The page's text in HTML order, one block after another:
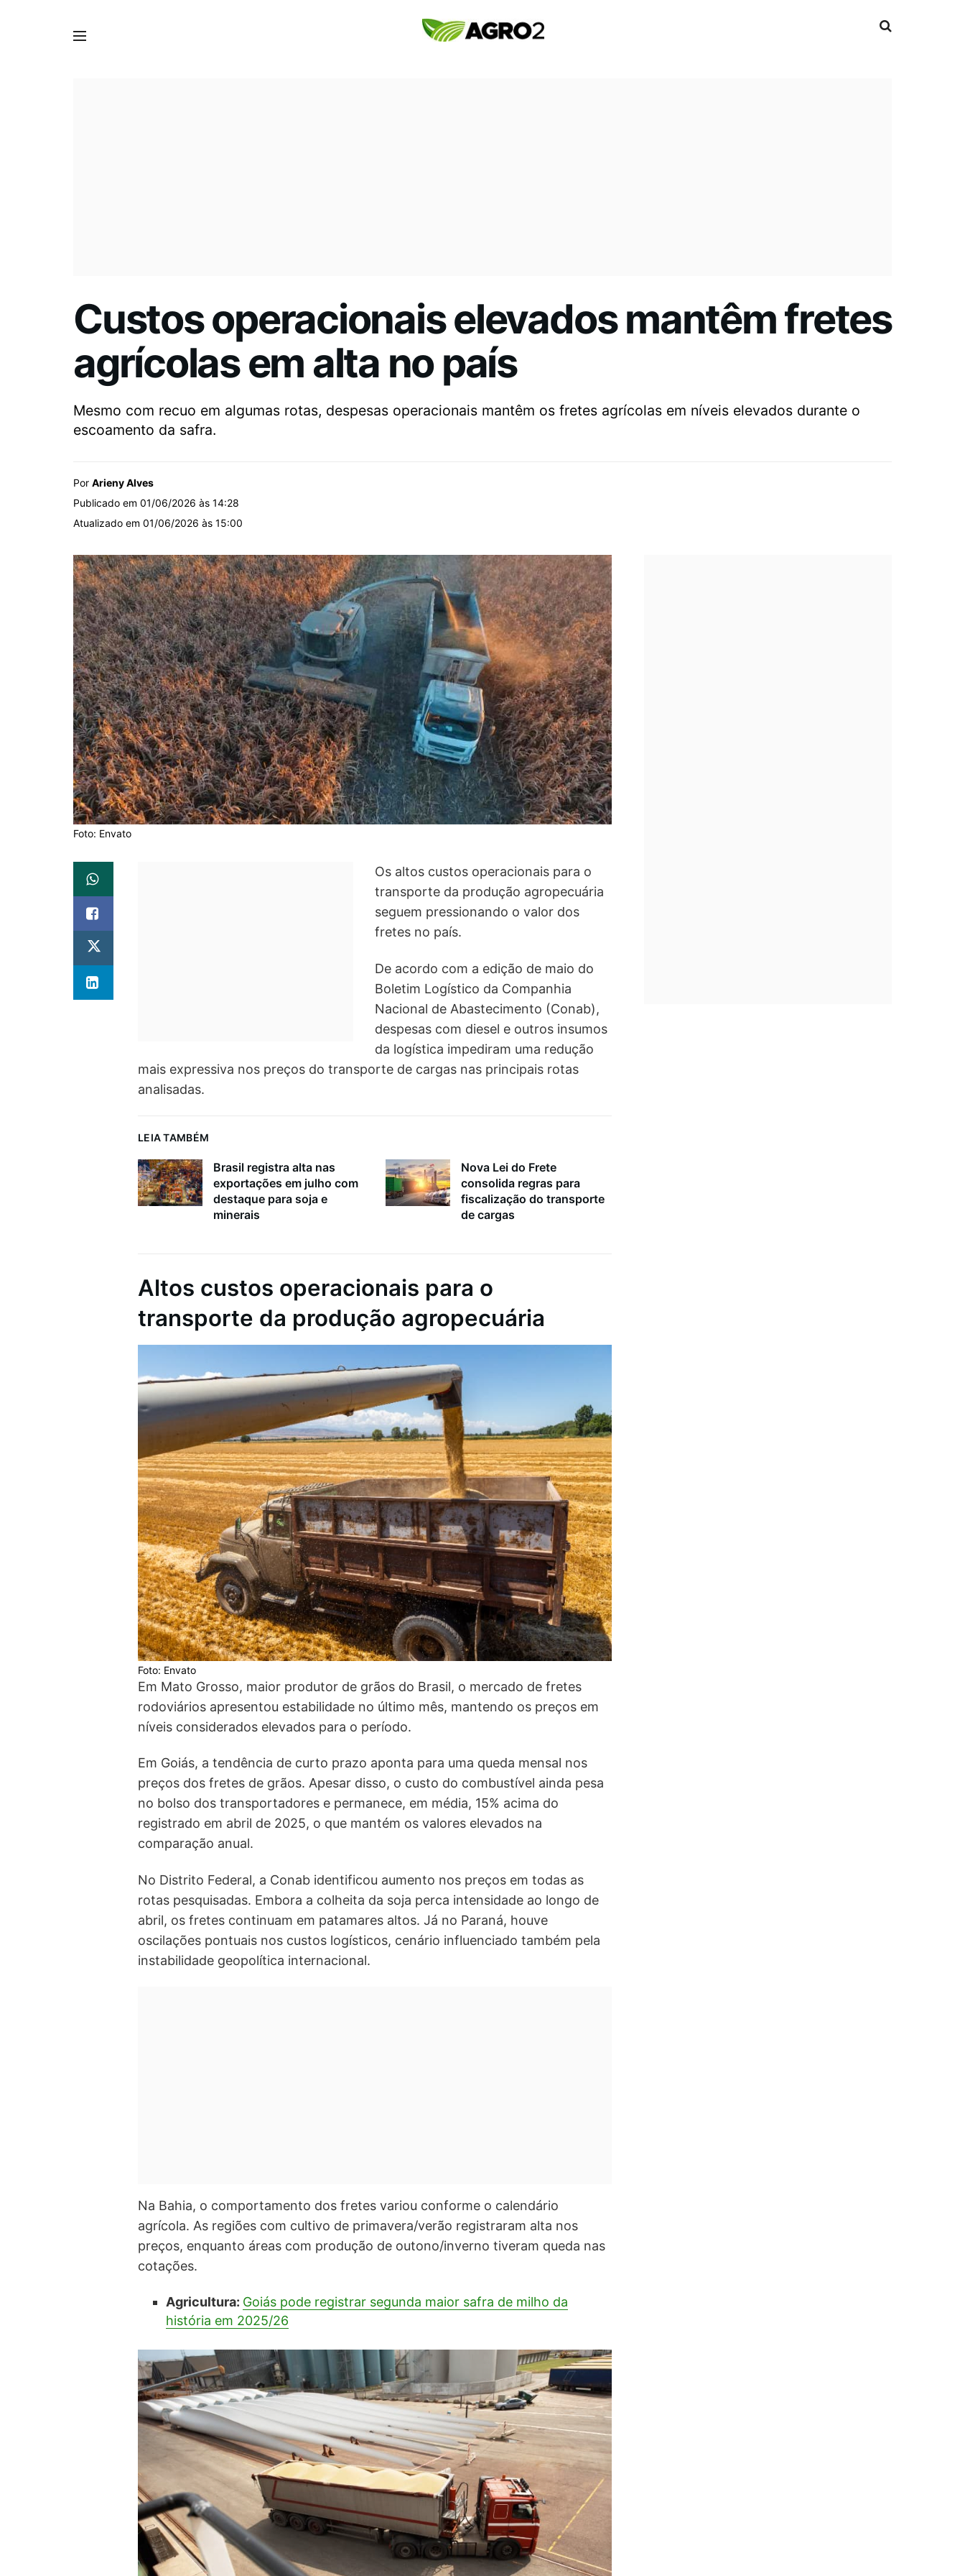
Custos operacionais elevados mantêm fretes
agrícolas em alta no país
Mesmo com recuo em algumas rotas, despesas operacionais mantêm os fretes agrícolas em níveis elevados durante o
escoamento da safra.
Por Arieny Alves
Publicado em 01/06/2026 às 14:28
Atualizado em 01/06/2026 às 15:00
Foto: Envato
Os altos custos operacionais para o
transporte da produção agropecuária
seguem pressionando o valor dos
fretes no país.
De acordo com a edição de maio do
Boletim Logístico da Companhia
Nacional de Abastecimento (Conab),
despesas com diesel e outros insumos
da logística impediram uma redução
mais expressiva nos preços do transporte de cargas nas principais rotas
analisadas.
LEIA TAMBÉM
Brasil registra alta nas
exportações em julho com
destaque para soja e
minerais
Nova Lei do Frete
consolida regras para
fiscalização do transporte
de cargas
Altos custos operacionais para o
transporte da produção agropecuária
Foto: Envato
Em Mato Grosso, maior produtor de grãos do Brasil, o mercado de fretes
rodoviários apresentou estabilidade no último mês, mantendo os preços em
níveis considerados elevados para o período.
Em Goiás, a tendência de curto prazo aponta para uma queda mensal nos
preços dos fretes de grãos. Apesar disso, o custo do combustível ainda pesa
no bolso dos transportadores e permanece, em média, 15% acima do
registrado em abril de 2025, o que mantém os valores elevados na
comparação anual.
No Distrito Federal, a Conab identificou aumento nos preços em todas as
rotas pesquisadas. Embora a colheita da soja perca intensidade ao longo de
abril, os fretes continuam em patamares altos. Já no Paraná, houve
oscilações pontuais nos custos logísticos, cenário influenciado também pela
instabilidade geopolítica internacional.
Na Bahia, o comportamento dos fretes variou conforme o calendário
agrícola. As regiões com cultivo de primavera/verão registraram alta nos
preços, enquanto áreas com produção de outono/inverno tiveram queda nas
cotações.
Agricultura: Goiás pode registrar segunda maior safra de milho da
história em 2025/26